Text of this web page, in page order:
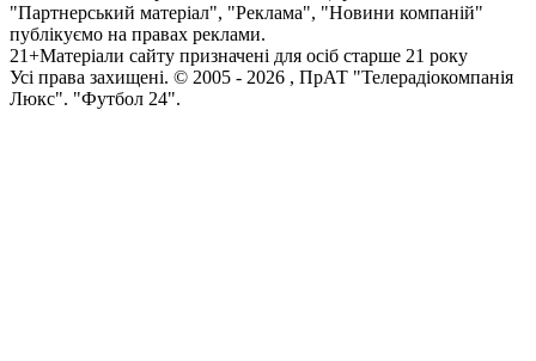
"Партнерський матеріал", "Реклама", "Новини компаній"
публікуємо на правах реклами.
21+Матеріали сайту призначені для осіб старше 21 року
Усi права захищенi. © 2005 - 2026 , ПрАТ "Телерадіокомпанія
Люкс". "Футбол 24".